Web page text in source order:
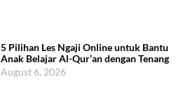
5 Pilihan Les Ngaji Online untuk Bantu
Anak Belajar Al-Qur’an dengan Tenang
August 6, 2026